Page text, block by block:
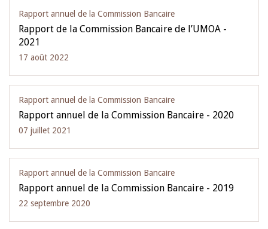
Rapport annuel de la Commission Bancaire
Rapport de la Commission Bancaire de l’UMOA -
2021
17 août 2022
Rapport annuel de la Commission Bancaire
Rapport annuel de la Commission Bancaire - 2020
07 juillet 2021
Rapport annuel de la Commission Bancaire
Rapport annuel de la Commission Bancaire - 2019
22 septembre 2020